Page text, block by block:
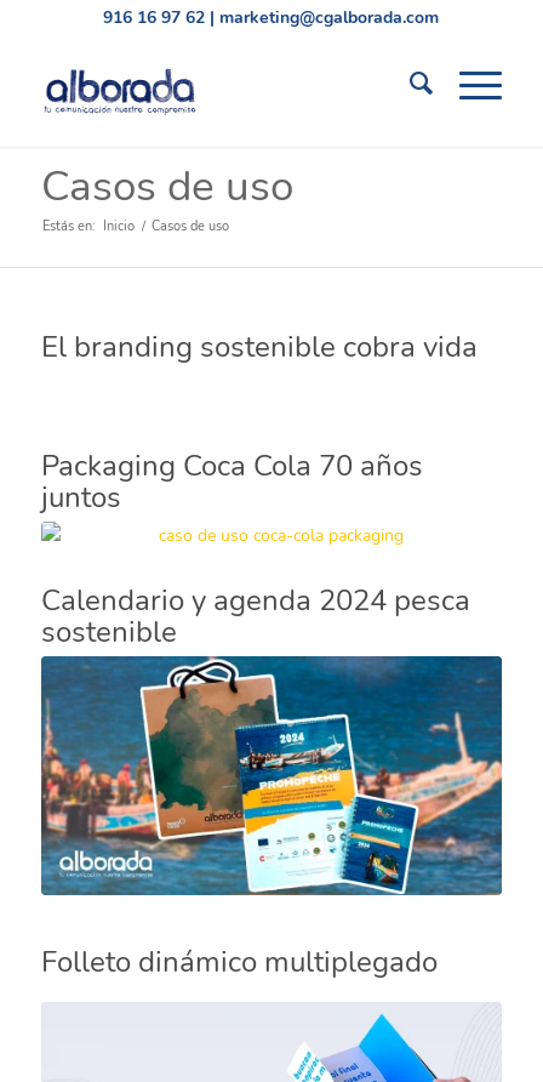
916 16 97 62 | marketing@cgalborada.com
Casos de uso
Estás en: Inicio / Casos de uso
El branding sostenible cobra vida
Packaging Coca Cola 70 años
juntos
Calendario y agenda 2024 pesca
sostenible
Folleto dinámico multiplegado